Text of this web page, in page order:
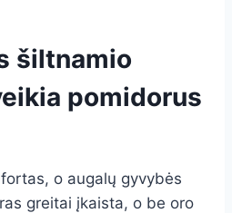
šiltnamio
pomidorus
o augalų gyvybės
greitai įkaista, o be oro